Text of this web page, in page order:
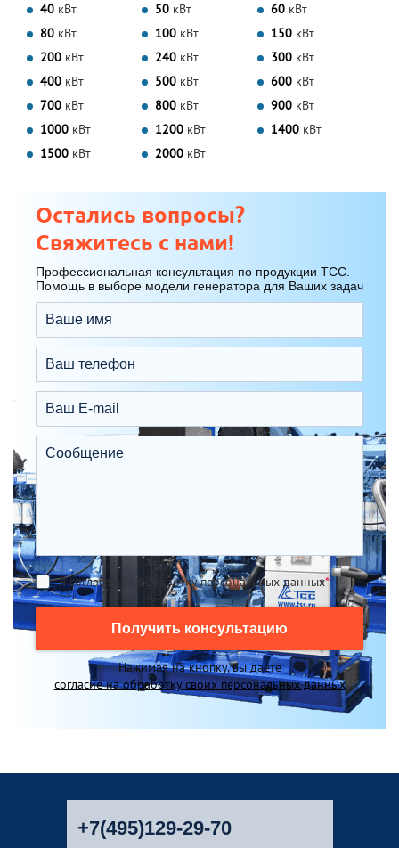
40 кВт 50 кВт 60 кВт
80 кВт 100 кВт 150 кВт
200 кВт 240 кВт 300 кВт
400 кВт 500 кВт 600 кВт
700 кВт 800 кВт 900 кВт
1000 кВт 1200 кВт 1400 кВт
1500 кВт 2000 кВт
Остались вопросы?
Свяжитесь с нами!
Профессиональная консультация по продукции ТСС.
Помощь в выборе модели генератора для Ваших задач
Я согласен на обработку персональных данных*
Получить консультацию
Нажимая на кнопку, вы даете
согласие на обработку своих персональных данных
+7(495)129-29-70